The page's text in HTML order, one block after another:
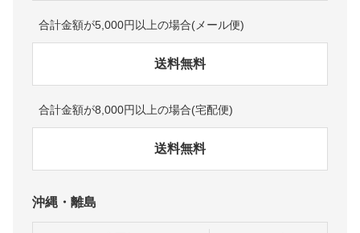
合計金額が5,000円以上の場合(メール便)
送料無料
合計金額が8,000円以上の場合(宅配便)
送料無料
沖縄・離島